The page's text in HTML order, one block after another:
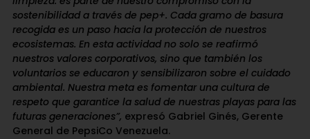
sostenibilidad a través de pep+. Cada gramo de basura
recogida es un paso hacia la protección de nuestros
ecosistemas. En esta actividad no solo se reafirmó
nuestros valores corporativos, sino que también los
voluntarios se educaron y sensibilizaron sobre el cuidado
ambiental. Nuestra meta es fomentar una cultura de
respeto que garantice la salud de nuestras playas para las
futuras generaciones”, expresó Gabriel Ginés, Gerente
General de PepsiCo Venezuela.